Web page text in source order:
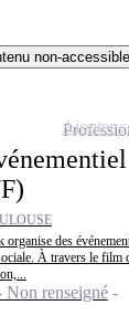
non-
des
À travers le film
renseigné
Ajouter